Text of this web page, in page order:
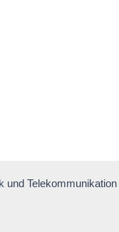
und Telekommunikation